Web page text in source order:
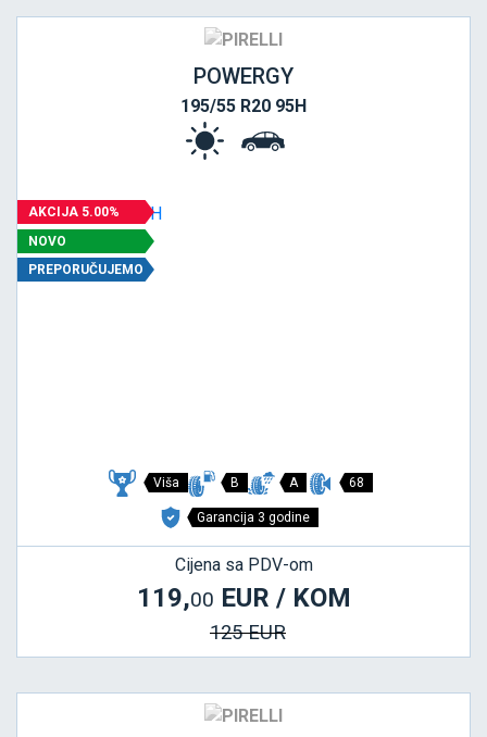
POWERGY
195/55 R20 95H
AKCIJA 5.00%
NOVO
PREPORUČUJEMO
Viša B A 68
Garancija 3 godine
Cijena sa PDV-om
119,00 EUR / KOM
125 EUR